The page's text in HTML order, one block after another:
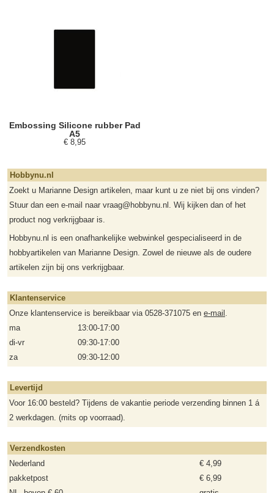
Embossing Silicone rubber Pad
A5
€ 8,95
Hobbynu.nl
Zoekt u Marianne Design artikelen, maar kunt u ze niet bij ons vinden?
Stuur dan een e-mail naar vraag@hobbynu.nl. Wij kijken dan of het
product nog verkrijgbaar is.
Hobbynu.nl is een onafhankelijke webwinkel gespecialiseerd in de
hobbyartikelen van Marianne Design. Zowel de nieuwe als de oudere
artikelen zijn bij ons verkrijgbaar.
Klantenservice
Onze klantenservice is bereikbaar via 0528-371075 en e-mail .
ma
13:00-17:00
di-vr
09:30-17:00
za
09:30-12:00
Levertijd
Voor 16:00 besteld? Tijdens de vakantie periode verzending binnen 1 á
2 werkdagen. (mits op voorraad).
Verzendkosten
Nederland
€ 4,99
pakketpost
€ 6,99